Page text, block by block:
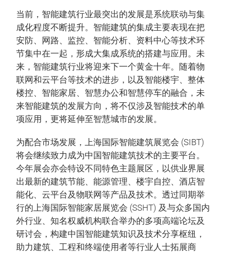
当前，智能建筑行业最突出的发展是系统联动与集
成化程度不断提升。智能建筑的集成主要表现在把
安防、网路、监控、智能分析、资料中心等技术环
节集中在一起，形成大集成系统的搭建与应用。未
来，智能建筑行业将迎来下一个黄金十年。随着物
联网和云平台等技术的进步，以及智能楼宇、整体
楼控、智能家居、智慧办公和智慧停车的融合，未
来智能建筑的发展方向，将不仅涉及智能技术的单
项应用，更将延伸至智慧城市的发展。
为配合市场发展，上海国际智能建筑展览会 (SIBT)
将会继续致力成为中国智能建筑技术的主要平台。
今年展会亦会特设不同特色主题展区，以供业界展
出最新的建筑节能、能源管理、楼宇自控、酒店智
能化、云平台及物联网等产品及技术。透过同期举
行的上海国际智能家居展览会 (SSHT) 及与众多国内
外行业、知名权威机构联合举办的多项高端论坛及
研讨会，构建中国智能建筑知识及技术分享枢纽，
助力建筑、工程和终端使用者等行业人士拓展商